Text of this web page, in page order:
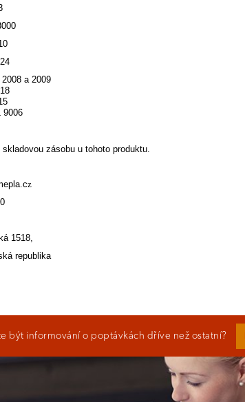
a 2009
9006
zásobu u tohoto produktu.
z
1518,
republika
být informování o poptávkách dříve než ostatní?